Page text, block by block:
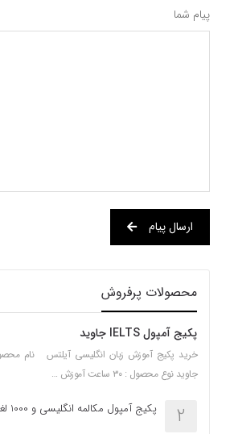
پیام شما
ارسال پیام
محصولات پرفروش
پکیج آمپول IELTS جاوید
جاوید نوع محصول : ۳۰ ساعت آموزش …
2 پکیج آمپول مکالمه انگلیسی و 1000 لغت